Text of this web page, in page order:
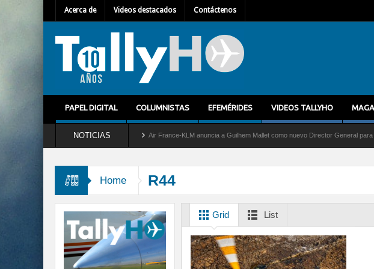
Acerca de Videos destacados Contáctenos
PAPEL DIGITAL COLUMNISTAS EFEMÉRIDES VIDEOS TALLYHO
NOTICIAS
del servicio al C-2 Greyhound Air France-KLM anuncia a Guilhem Mallet como nuevo Director General para América
Home R44
Grid List